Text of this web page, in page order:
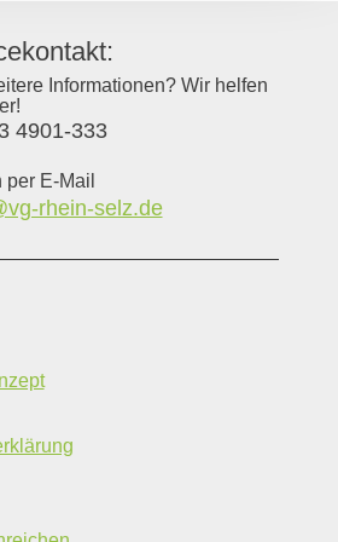
Informationen? Wir helfen
4901-333
E-Mail
rhein-selz.de